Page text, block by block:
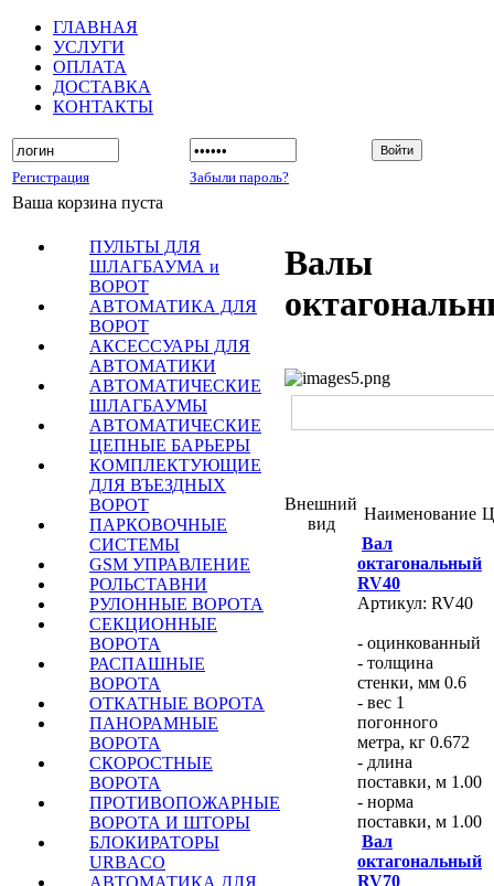
ГЛАВНАЯ
УСЛУГИ
ОПЛАТА
ДОСТАВКА
КОНТАКТЫ
Регистрация Забыли пароль?
Ваша корзина пуста
ПУЛЬТЫ ДЛЯ
ШЛАГБАУМА и
ВОРОТ
АВТОМАТИКА ДЛЯ
ВОРОТ
АКСЕССУАРЫ ДЛЯ
АВТОМАТИКИ
АВТОМАТИЧЕСКИЕ
ШЛАГБАУМЫ
АВТОМАТИЧЕСКИЕ
ЦЕПНЫЕ БАРЬЕРЫ
КОМПЛЕКТУЮЩИЕ
ДЛЯ ВЪЕЗДНЫХ
ВОРОТ
ПАРКОВОЧНЫЕ
СИСТЕМЫ
GSM УПРАВЛЕНИЕ
РОЛЬСТАВНИ
РУЛОННЫЕ ВОРОТА
СЕКЦИОННЫЕ
ВОРОТА
РАСПАШНЫЕ
ВОРОТА
ОТКАТНЫЕ ВОРОТА
ПАНОРАМНЫЕ
ВОРОТА
СКОРОСТНЫЕ
ВОРОТА
ПРОТИВОПОЖАРНЫЕ
ВОРОТА И ШТОРЫ
БЛОКИРАТОРЫ
URBACO
АВТОМАТИКА ДЛЯ
Валы
Внешний
вид
Наименование
Вал
октагональный
RV40
Артикул: RV40
- oцинкованный
- толщина
стенки, мм 0.6
- вес 1
погонного
метра, кг 0.672
- длина
поставки, м 1.00
- норма
поставки, м 1.00
Вал
октагональный
RV70